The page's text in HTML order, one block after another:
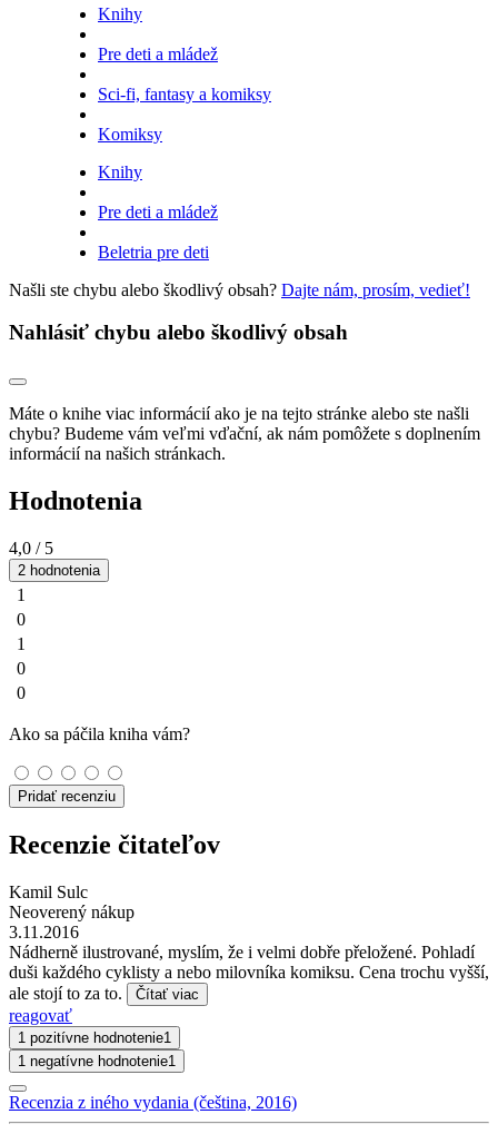
Knihy
Pre deti a mládež
Sci-fi, fantasy a komiksy
Komiksy
Knihy
Pre deti a mládež
Beletria pre deti
Našli ste chybu alebo škodlivý obsah? Dajte nám, prosím, vedieť!
Nahlásiť chybu alebo škodlivý obsah
Máte o knihe viac informácií ako je na tejto stránke alebo ste našli
chybu? Budeme vám veľmi vďační, ak nám pomôžete s doplnením
informácií na našich stránkach.
Hodnotenia
4,0 / 5
2 hodnotenia
1
0
1
0
0
Ako sa páčila kniha vám?
Pridať recenziu
Recenzie čitateľov
Kamil Sulc
Neoverený nákup
3.11.2016
Nádherně ilustrované, myslím, že i velmi dobře přeložené. Pohladí
duši každého cyklisty a nebo milovníka komiksu. Cena trochu vyšší,
ale stojí to za to.
Čítať viac
reagovať
1 pozitívne hodnotenie1
1 negatívne hodnotenie1
Recenzia z iného vydania (čeština, 2016)